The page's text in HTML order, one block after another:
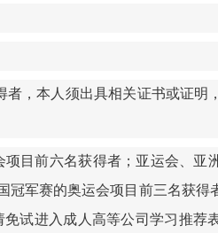
者，本人须出具相关证书或证明
目前六名获得者；亚运会、亚
冠军赛的奥运会项目前三名获得
试进入成人高等公司学习推荐